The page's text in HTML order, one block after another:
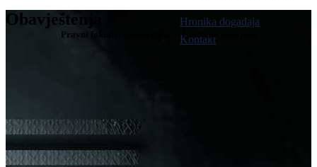
Hronika događaja
Kontakt
Obavještenja
Pravni fakultet Univerziteta u Istočnom Sarajevu